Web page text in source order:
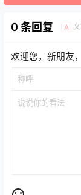
0 条回复 A
欢迎您，新朋友